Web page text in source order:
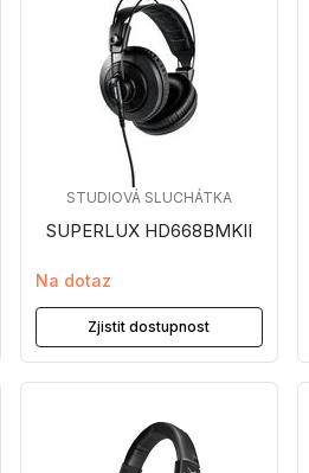
SUPERLUX HD668BMKII
STUDIOVÁ SLUCHÁTKA
Na dotaz
Zjistit dostupnost